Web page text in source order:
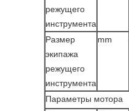
режущего
инструмента
Размер
экипажа
режущего
инструмента
mm
Параметры мотора